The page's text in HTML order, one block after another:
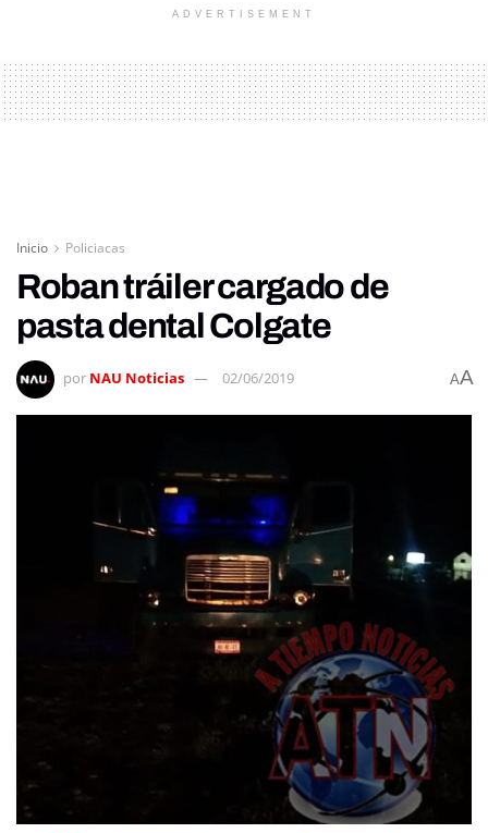
ADVERTISEMENT
Inicio Policiacas
Roban tráiler cargado de
pasta dental Colgate
por NAU Noticias 02/06/2019 AA